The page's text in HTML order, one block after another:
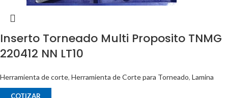
Inserto Torneado Multi Proposito TNMG
220412 NN LT10
Herramienta de corte, Herramienta de Corte para Torneado, Lamina
COTIZAR